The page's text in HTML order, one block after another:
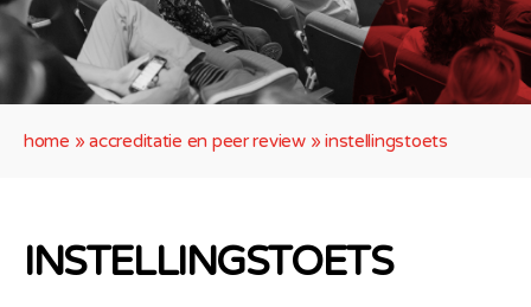
home »accreditatie en peer review»instellingstoets
INSTELLINGSTOETS